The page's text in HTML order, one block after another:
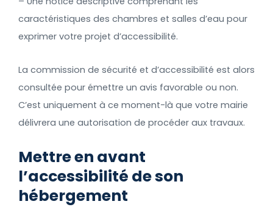
caractéristiques des chambres et salles d’eau pour
exprimer votre projet d’accessibilité.
La commission de sécurité et d’accessibilité est alors
consultée pour émettre un avis favorable ou non.
C’est uniquement à ce moment-là que votre mairie
délivrera une autorisation de procéder aux travaux.
Mettre en avant
l’accessibilité de son
hébergement